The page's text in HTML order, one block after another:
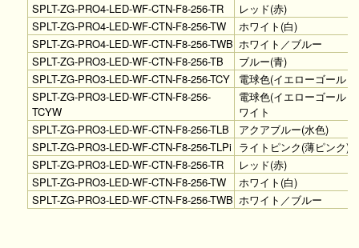
SPLT-ZG-PRO4-LED-WF-CTN-F8-256-TR
レッド(赤)
SPLT-ZG-PRO4-LED-WF-CTN-F8-256-TW
ホワイト(白)
SPLT-ZG-PRO4-LED-WF-CTN-F8-256-TWB ホワイト／ブルー
SPLT-ZG-PRO3-LED-WF-CTN-F8-256-TB
ブルー(青)
SPLT-ZG-PRO3-LED-WF-CTN-F8-256-TCY
電球色(イエローゴール
SPLT-ZG-PRO3-LED-WF-CTN-F8-256-
TCYW
電球色(イエローゴール
ワイト
SPLT-ZG-PRO3-LED-WF-CTN-F8-256-TLB
アクアブルー(水色)
SPLT-ZG-PRO3-LED-WF-CTN-F8-256-TLPi ライトピンク(薄ピンク)
SPLT-ZG-PRO3-LED-WF-CTN-F8-256-TR
レッド(赤)
SPLT-ZG-PRO3-LED-WF-CTN-F8-256-TW
ホワイト(白)
SPLT-ZG-PRO3-LED-WF-CTN-F8-256-TWB ホワイト／ブルー